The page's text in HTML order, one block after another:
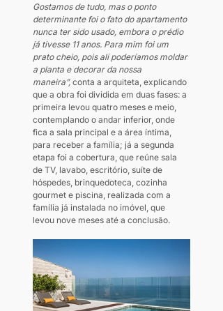
Gostamos de tudo, mas o ponto
determinante foi o fato do apartamento
nunca ter sido usado, embora o prédio
já tivesse 11 anos. Para mim foi um
prato cheio, pois ali poderíamos moldar
a planta e decorar da nossa
maneira”, conta a arquiteta, explicando
que a obra foi dividida em duas fases: a
primeira levou quatro meses e meio,
contemplando o andar inferior, onde
fica a sala principal e a área íntima,
para receber a família; já a segunda
etapa foi a cobertura, que reúne sala
de TV, lavabo, escritório, suíte de
hóspedes, brinquedoteca, cozinha
gourmet e piscina, realizada com a
família já instalada no imóvel, que
levou nove meses até a conclusão.